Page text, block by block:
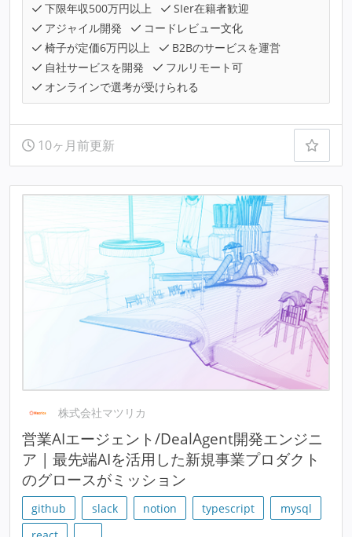
下限年収500万円以上
SIer在籍者歓迎
アジャイル開発
コードレビュー文化
椅子が定価6万円以上
B2Bのサービスを運営
自社サービスを開発
フルリモート可
オンラインで選考が受けられる
10ヶ月前更新
株式会社マツリカ
営業AIエージェント/DealAgent開発エンジニ
ア | 最先端AIを活用した新規事業プロダクト
のグロースがミッション
github slack notion typescript
mysql